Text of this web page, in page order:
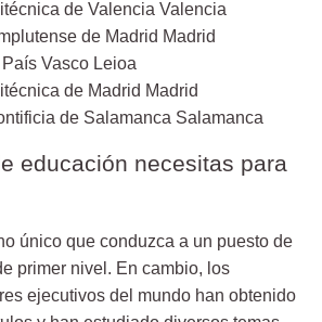
de Valencia Valencia
de Madrid Madrid
Vasco Leioa
de Madrid Madrid
de Salamanca Salamanca
educación necesitas para
único que conduzca a un puesto de
primer nivel. En cambio, los
ejecutivos del mundo han obtenido